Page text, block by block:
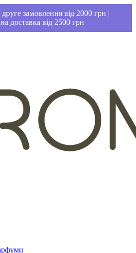
замовлення від 2000 грн |
доставка від 2500 грн